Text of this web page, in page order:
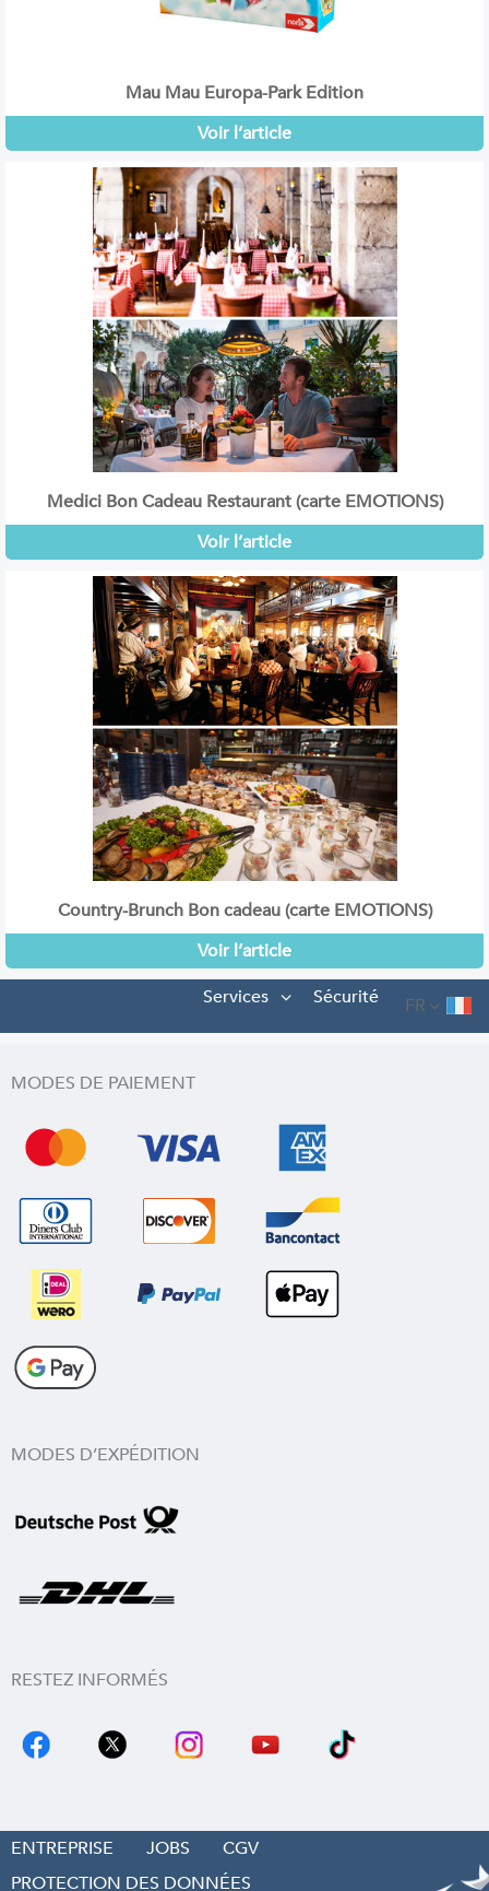
Mau Mau Europa-Park Edition
Voir l’article
Medici Bon Cadeau Restaurant (carte EMOTIONS)
Voir l’article
Country-Brunch Bon cadeau (carte EMOTIONS)
Voir l’article
FR
Sécurité
Services
MODES DE PAIEMENT
MODES D’EXPÉDITION
RESTEZ INFORMÉS
ENTREPRISE JOBS
CGV
PROTECTION DES DONNÉES